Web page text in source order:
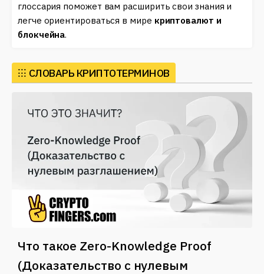
глоссария поможет вам расширить свои знания и
легче ориентироваться в мире криптовалют и
блокчейна.
⁝⁝⁝ CЛОВАРЬ КРИПТОТЕРМИНОВ
Что такое Zero-Knowledge Proof
(Доказательство с нулевым